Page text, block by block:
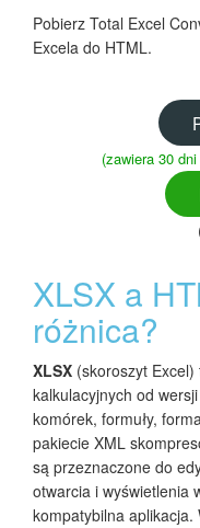
Pobierz Total Excel
Excela do HTML.
(zawiera 30
XLSX a
różnica?
XLSX (skoroszyt
kalkulacyjnych od
komórek, formuły,
pakiecie XML
są przeznaczone do
otwarcia i wyświetlenia
kompatybilna